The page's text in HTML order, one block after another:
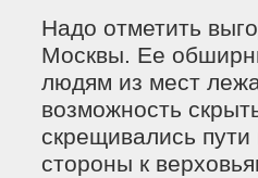
Надо отметить
Москвы. Ее
людям из мест
возможность
скрещивались
стороны к